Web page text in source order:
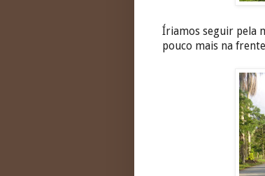
Íriamos seguir pela
pouco mais na